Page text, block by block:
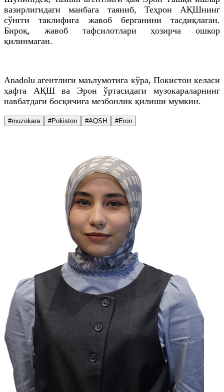
вазирлигидаги манбага таяниб, Теҳрон АҚШнинг
сўнгги таклифига жавоб берганини тасдиқлаган.
Бироқ, жавоб тафсилотлари ҳозирча ошкор
қилинмаган.
Anadolu агентлиги маълумотига кўра, Покистон келаси
ҳафта АҚШ ва Эрон ўртасидаги музокараларнинг
навбатдаги босқичига мезбонлик қилиши мумкин.
#muzokara #Pokiston #AQSH #Eron